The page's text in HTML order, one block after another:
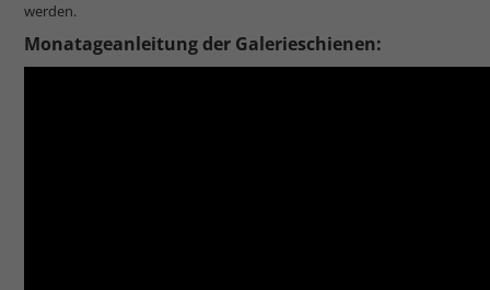
werden.
Monatageanleitung der Galerieschienen: